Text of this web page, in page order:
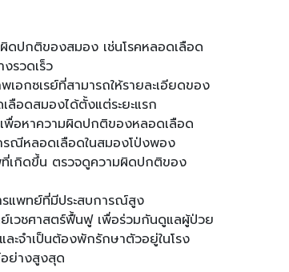
ดปกติของสมอง เช่นโรคหลอดเลือด
รวดเร็ว
อกซเรย์ที่สามารถให้รายละเอียดของ
อดสมองได้ตั้งแต่ระยะแรก
พื่อหาความผิดปกติของหลอดเลือด
รณีหลอดเลือดในสมองโป่งพอง
เกิดขึ้น ตรวจดูความผิดปกติของ
รแพทย์ที่มีประสบการณ์สูง
เวชศาสตร์ฟื้นฟู เพื่อร่วมกันดูแลผู้ป่วย
ะจำเป็นต้องพักรักษาตัวอยู่ในโรง
ย่างสูงสุด